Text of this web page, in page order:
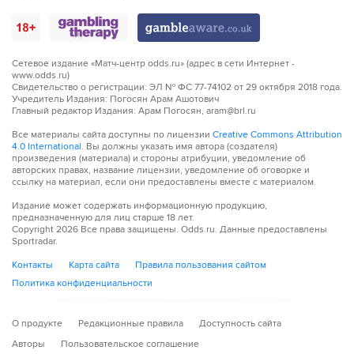
Панама совершает вбрасывание на половине поля
противника
88´ Марио Пашалич из команды Хорватия фолит на Йоэль
Барсенас, но рефери не сигналит нарушение и
призывает продолжать игру!
Хорватия поставил подножку. Пострадал Хосе Луис
Родригес
Судья сигнализирует, что Cecilio Waterman из команды
Панама поставил подножку. Пострадал Йосип
Станишич
оппонента. Это Jose Cordoba заработал фол
и его заменяет Томаш Родригес
Сетевое издание «Матч-центр odds.ru» (адрес в сети Интернет -
www.odds.ru)
Свидетельство о регистрации: ЭЛ № ФС 77-74102 от 29 октября 2018 года.
Учредитель Издания: Погосян Арам Ашотович
Главный редактор Издания: Арам Погосян, aram@brl.ru
Все материалы сайта доступны по лицензии Creative Commons Attribution
4.0 International. Вы должны указать имя автора (создателя)
произведения (материала) и стороны атрибуции, уведомление об
авторских правах, название лицензии, уведомление об оговорке и
ссылку на материал, если они предоставлены вместе с материалом.
Издание может содержать информационную продукцию,
предназначенную для лиц старше 18 лет.
Copyright 2026 Все права защищены. Odds.ru. Данные предоставлены
Sportradar.
Контакты
Карта сайта
Правила пользования сайтом
Политика конфиденциальности
О продукте Редакционные правила
Доступность сайта
Авторы
Пользовательское соглашение